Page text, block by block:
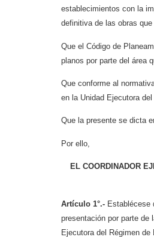
establecimientos con la
definitiva de las obras
Que el Código de
planos por parte del área
Que conforme al
en la Unidad Ejecutora del
Que la presente se dicta
Por ello,
EL COORDINADOR
Artículo 1°.- Establécese
presentación por parte de
Ejecutora del Régimen